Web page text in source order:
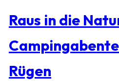
Raus in die
Rügen